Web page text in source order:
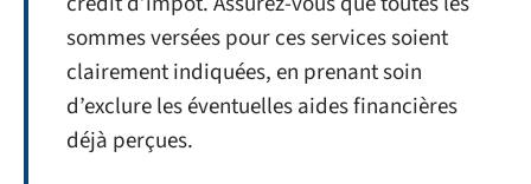
sommes versées pour ces services soient
clairement indiquées, en prenant soin
d’exclure les éventuelles aides financières
déjà perçues.